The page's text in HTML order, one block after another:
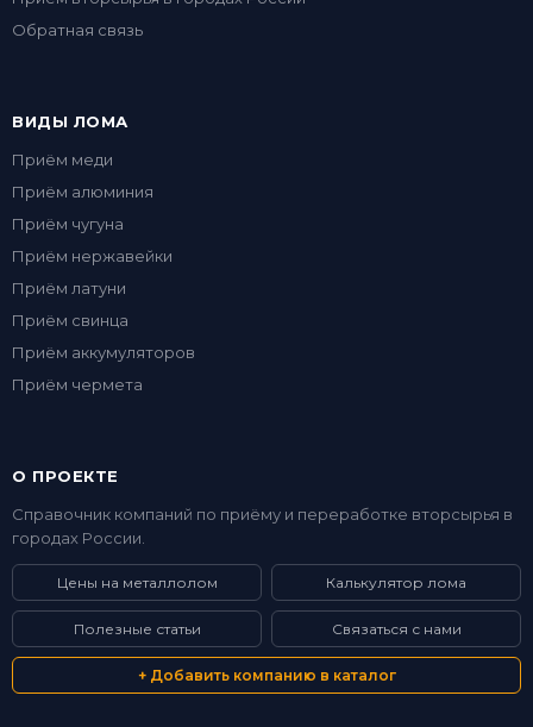
Обратная связь
ВИДЫ ЛОМА
Приём меди
Приём алюминия
Приём чугуна
Приём нержавейки
Приём латуни
Приём свинца
Приём аккумуляторов
Приём чермета
О ПРОЕКТЕ
Справочник компаний по приёму и переработке вторсырья в
городах России.
Цены на металлолом Калькулятор лома
Полезные статьи Связаться с нами
+ Добавить компанию в каталог